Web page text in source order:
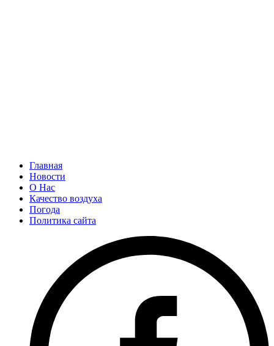
Главная
Новости
О Нас
Качество воздуха
Погода
Политика сайта